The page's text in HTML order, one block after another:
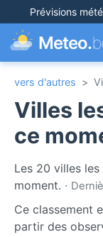
Prévisions
Meteo.
vers d'autres >
Villes
ce
Les 20 villes
moment. ·
Ce classement
partir des